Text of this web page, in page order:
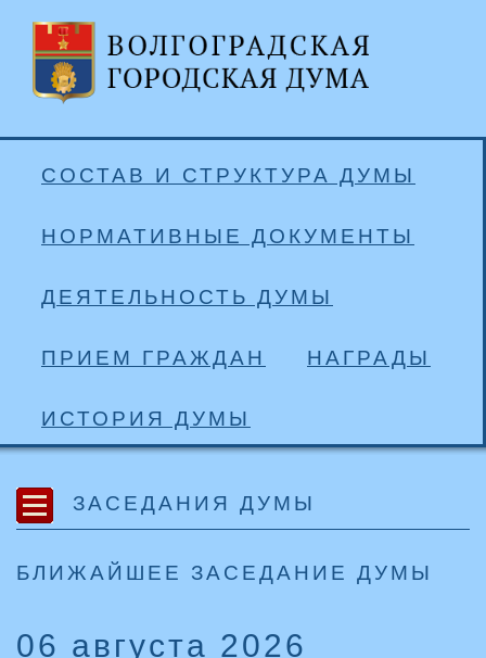
СОСТАВ И СТРУКТУРА ДУМЫ
НОРМАТИВНЫЕ ДОКУМЕНТЫ
ДЕЯТЕЛЬНОСТЬ ДУМЫ
ПРИЕМ ГРАЖДАН НАГРАДЫ
ИСТОРИЯ ДУМЫ
ЗАСЕДАНИЯ ДУМЫ
БЛИЖАЙШЕЕ ЗАСЕДАНИЕ ДУМЫ
06 августа 2026